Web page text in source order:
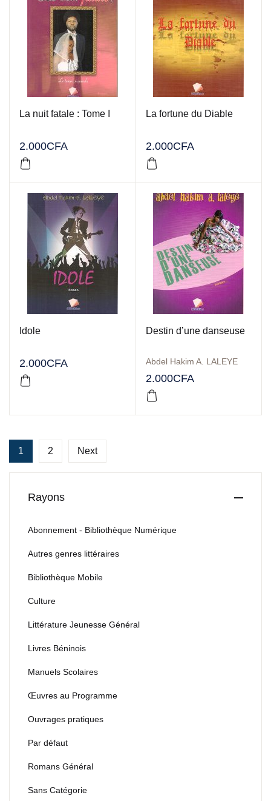
La nuit fatale : Tome I
2.000CFA
La fortune du Diable
2.000CFA
Idole
2.000CFA
Destin d’une danseuse
Abdel Hakim A. LALEYE
2.000CFA
1 2 Next
Rayons
Abonnement - Bibliothèque Numérique
Autres genres littéraires
Bibliothèque Mobile
Culture
Littérature Jeunesse Général
Livres Béninois
Manuels Scolaires
Œuvres au Programme
Ouvrages pratiques
Par défaut
Romans Général
Sans Catégorie